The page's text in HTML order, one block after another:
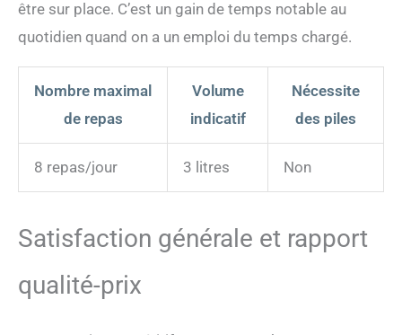
desséchant régulièrement.
Vous pouvez le trouver
code "B0DMDRHVMV".
être sur place. C’est un gain de temps notable au
quotidien quand on a un emploi du temps chargé.
Nombre maximal
de repas
Volume
indicatif
Nécessite
des piles
8 repas/jour 3 litres Non
Satisfaction générale et rapport
qualité-prix